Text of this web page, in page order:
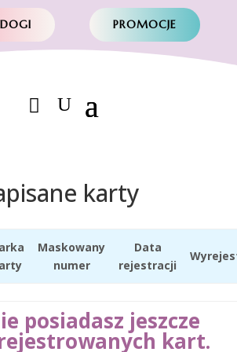
PROMOCJE
karty
Maskowany
numer
Data
rejestracji
posiadasz jeszcze
kart.